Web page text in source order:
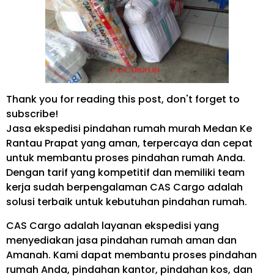
Thank you for reading this post, don't forget to
subscribe!
Jasa ekspedisi pindahan rumah murah Medan Ke
Rantau Prapat yang aman, terpercaya dan cepat
untuk membantu proses pindahan rumah Anda.
Dengan tarif yang kompetitif dan memiliki team
kerja sudah berpengalaman CAS Cargo adalah
solusi terbaik untuk kebutuhan pindahan rumah.
CAS Cargo adalah layanan ekspedisi yang
menyediakan jasa pindahan rumah aman dan
Amanah. Kami dapat membantu proses pindahan
rumah Anda, pindahan kantor, pindahan kos, dan